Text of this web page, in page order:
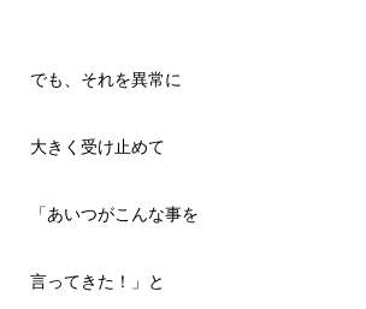
でも、それを異常に
大きく受け止めて
「あいつがこんな事を
言ってきた！」と